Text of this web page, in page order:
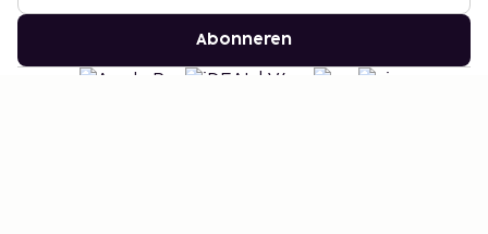
Abonneren